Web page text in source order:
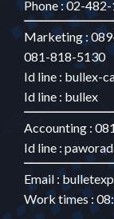
Phone : 02-
Marketing :
081-818-5130
Id line : bullex-
Id line : bullex
Accounting :
Id line :
Email :
Work times :